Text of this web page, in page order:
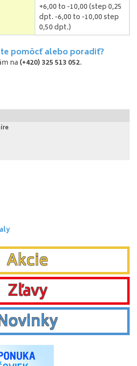
+6,00 to -10,00 (step 0,25
dpt. -6,00 to -10,00 step
0,50 dpt.)
pomôcť alebo poradiť?
na (+420) 325 513 052.
Akcie
Zľavy